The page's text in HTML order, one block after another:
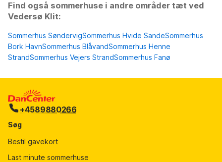
Find også sommerhuse i andre områder tæt ved
Vedersø Klit:
Sommerhus SøndervigSommerhus Hvide SandeSommerhus
Bork HavnSommerhus BlåvandSommerhus Henne
StrandSommerhus Vejers StrandSommerhus Fanø
+4589880266
Søg
Bestil gavekort
Last minute sommerhuse